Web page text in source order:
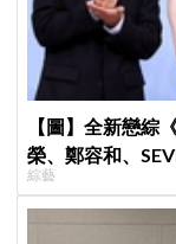
【圖】全新戀綜
榮、鄭容和、
綜藝